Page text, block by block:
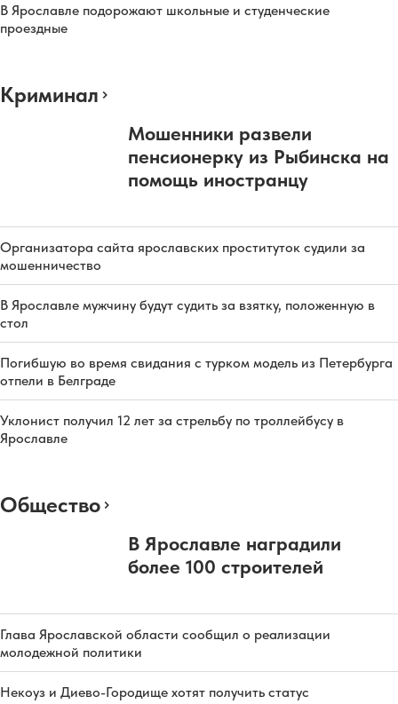
В Ярославле подорожают школьные и студенческие
проездные
Криминал
Мошенники развели
пенсионерку из Рыбинска на
помощь иностранцу
Организатора сайта ярославских проституток судили за
мошенничество
В Ярославле мужчину будут судить за взятку, положенную в
стол
Погибшую во время свидания с турком модель из Петербурга
отпели в Белграде
Уклонист получил 12 лет за стрельбу по троллейбусу в
Ярославле
Общество
В Ярославле наградили
более 100 строителей
Глава Ярославской области сообщил о реализации
молодежной политики
Некоуз и Диево-Городище хотят получить статус